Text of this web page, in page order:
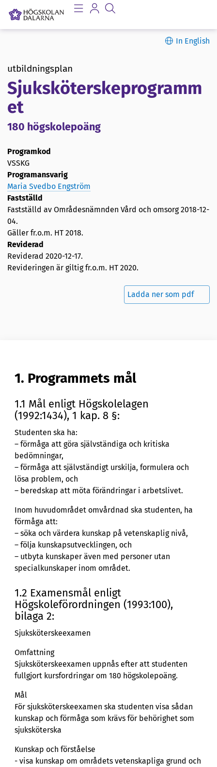
In English
utbildningsplan
Sjuksköterskeprogramm
et
180 högskolepoäng
Programkod
VSSKG
Programansvarig
Maria Svedbo Engström
Fastställd
Fastställd av Områdesnämnden Vård och omsorg2018-12-
04.
Gäller fr.o.m. HT 2018.
Reviderad
Reviderad 2020-12-17.
Revideringen är giltig fr.o.m. HT 2020.
Ladda ner som pdf
1. Programmets mål
1.1 Mål enligt Högskolelagen
(1992:1434), 1 kap. 8 §:
Studenten ska ha:
– förmåga att göra självständiga och kritiska
bedömningar,
– förmåga att självständigt urskilja, formulera och
lösa problem, och
– beredskap att möta förändringar i arbetslivet.
Inom huvudområdet omvårdnad ska studenten, ha
förmåga att:
– söka och värdera kunskap på vetenskaplig nivå,
– följa kunskapsutvecklingen, och
– utbyta kunskaper även med personer utan
specialkunskaper inom området.
1.2 Examensmål enligt
Högskoleförordningen (1993:100),
bilaga 2:
Sjuksköterskeexamen
Omfattning
Sjuksköterskeexamen uppnås efter att studenten
fullgjort kursfordringar om 180 högskolepoäng.
Mål
För sjuksköterskeexamen ska studenten visa sådan
kunskap och förmåga som krävs för behörighet som
sjuksköterska
Kunskap och förståelse
- visa kunskap om områdets vetenskapliga grund och